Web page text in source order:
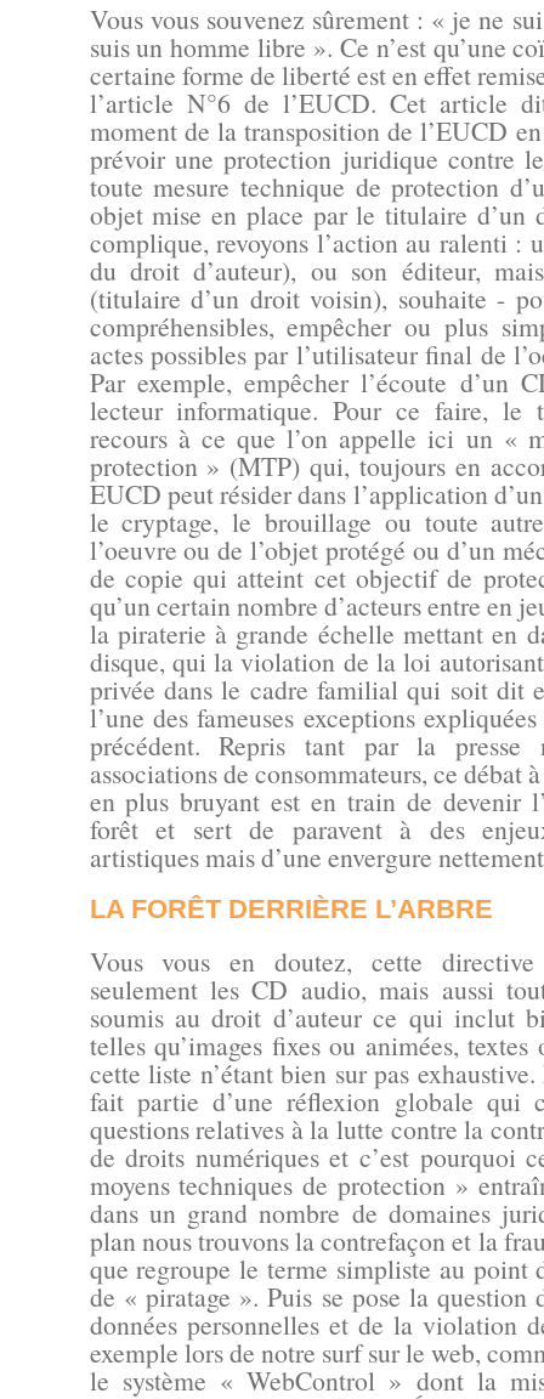
Vous vous souvenez sûrement : « je ne
suis un homme libre ». Ce n’est qu’une
certaine forme de liberté est en effet
l’article N°6 de l’EUCD. Cet article
moment de la transposition de l’EUCD
prévoir une protection juridique contre
toute mesure technique de protection
objet mise en place par le titulaire d’un
complique, revoyons l’action au ralenti :
du droit d’auteur), ou son éditeur,
(titulaire d’un droit voisin), souhaite -
compréhensibles, empêcher ou plus
actes possibles par l’utilisateur final de
Par exemple, empêcher l’écoute d’un
lecteur informatique. Pour ce faire,
recours à ce que l’on appelle ici un «
protection » (MTP) qui, toujours en
EUCD peut résider dans l’application
le cryptage, le brouillage ou toute
l’oeuvre ou de l’objet protégé ou d’un
de copie qui atteint cet objectif de
qu’un certain nombre d’acteurs entre en
la piraterie à grande échelle mettant en
disque, qui la violation de la loi
privée dans le cadre familial qui soit dit
l’une des fameuses exceptions
précédent. Repris tant par la presse
associations de consommateurs, ce débat
en plus bruyant est en train de devenir
forêt et sert de paravent à des
artistiques mais d’une envergure
LA FORÊT DERRIÈRE L’ARBRE
Vous vous en doutez, cette
seulement les CD audio, mais aussi
soumis au droit d’auteur ce qui inclut
telles qu’images fixes ou animées,
cette liste n’étant bien sur pas
fait partie d’une réflexion globale qui
questions relatives à la lutte contre la
de droits numériques et c’est pourquoi
moyens techniques de protection »
dans un grand nombre de domaines
plan nous trouvons la contrefaçon et la
que regroupe le terme simpliste au point
de « piratage ». Puis se pose la question
données personnelles et de la violation
exemple lors de notre surf sur le web,
le système « WebControl » dont la